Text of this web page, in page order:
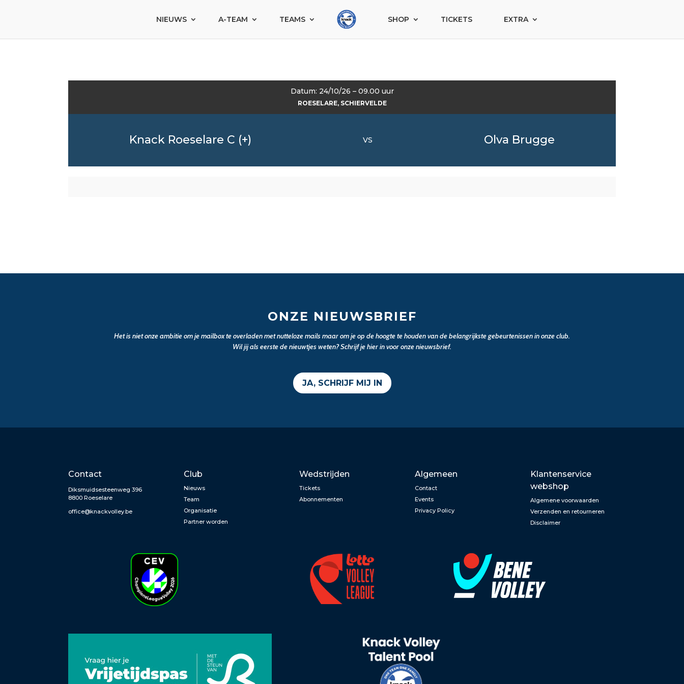
NIEUWS A-TEAM TEAMS SHOP TICKETS EXTRA
Datum: 24/10/26 – 09.00 uur
ROESELARE, SCHIERVELDE
Knack Roeselare C (+) VS Olva Brugge
ONZE NIEUWSBRIEF
Het is niet onze ambitie om je mailbox te overladen met nutteloze mails maar om je op de hoogte te houden van de belangrijkste gebeurtenissen in onze club.
Wil jij als eerste de nieuwtjes weten? Schrijf je hier in voor onze nieuwsbrief.
JA, SCHRIJF MIJ IN
Contact
Diksmuidsesteenweg 396
8800 Roeselare
office@knackvolley.be
Club
Nieuws
Team
Organisatie
Partner worden
Wedstrijden
Tickets
Abonnementen
Algemeen
Contact
Events
Privacy Policy
Klantenservice
webshop
Algemene voorwaarden
Verzenden en retourneren
Disclaimer